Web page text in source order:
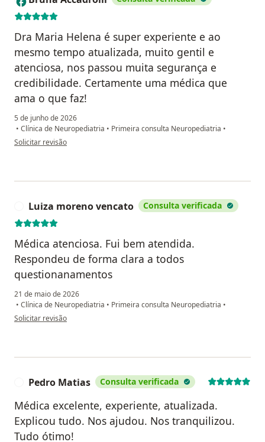
Dra Maria Helena é super experiente e ao
mesmo tempo atualizada, muito gentil e
atenciosa, nos passou muita segurança e
credibilidade. Certamente uma médica que
ama o que faz!
5 de junho de 2026
• Clínica de Neuropediatria • Primeira consulta Neuropediatria •
na opinião do utilizador Bruna Accadrolli
Solicitar revisão
Luiza moreno vencato Consulta verificada
Médica atenciosa. Fui bem atendida.
Respondeu de forma clara a todos
questionanamentos
21 de maio de 2026
• Clínica de Neuropediatria • Primeira consulta Neuropediatria •
na opinião do utilizador Luiza moreno vencato
Solicitar revisão
Pedro Matias Consulta verificada
Médica excelente, experiente, atualizada.
Explicou tudo. Nos ajudou. Nos tranquilizou.
Tudo ótimo!